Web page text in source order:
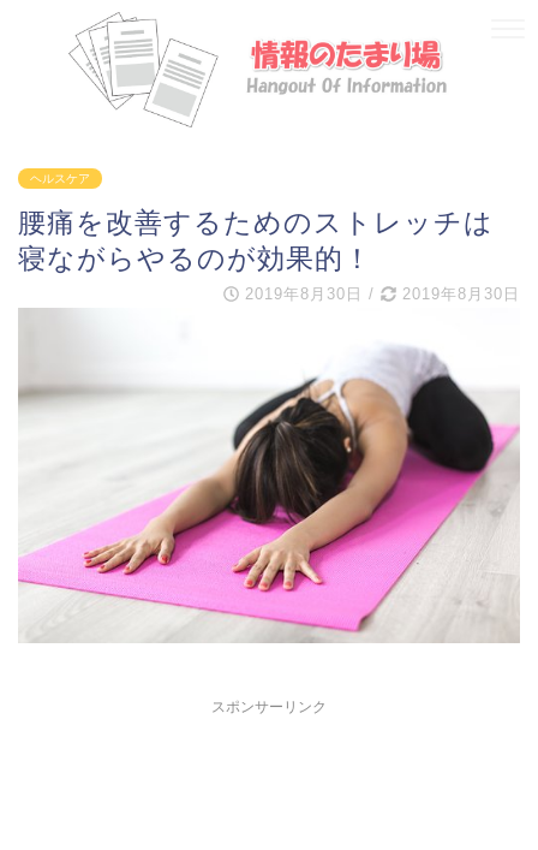
ヘルスケア
腰痛を改善するためのストレッチは
寝ながらやるのが効果的！
2019年8月30日 / 2019年8月30日
スポンサーリンク